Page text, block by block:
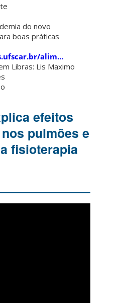
do novo
boas práticas
alim…
Libras: Lis Maximo
efeitos
pulmões e
fisioterapia